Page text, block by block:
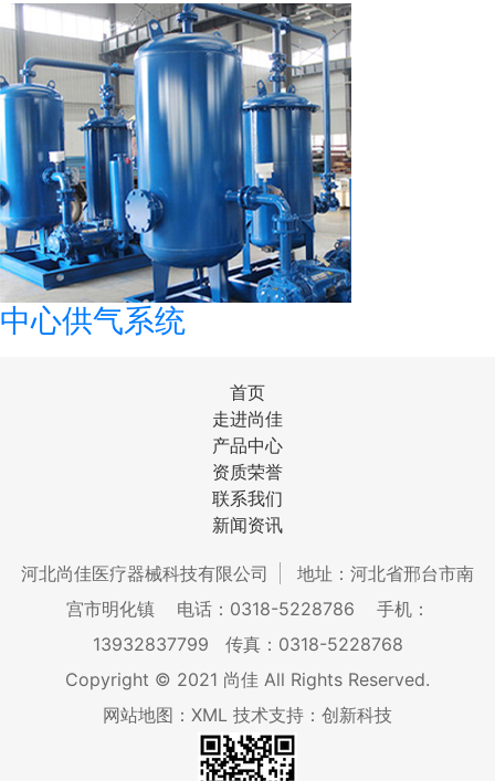
中心供气系统
首页
走进尚佳
产品中心
资质荣誉
联系我们
新闻资讯
河北尚佳医疗器械科技有限公司
地址：河北省邢台市南
宫市明化镇
电话：0318-5228786
手机：
13932837799
传真：0318-5228768
Copyright © 2021 尚佳 All Rights Reserved.
网站地图：XML 技术支持：创新科技